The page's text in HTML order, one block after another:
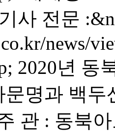
사 전문
news/
2020년 동
문명과 백
관 : 동북